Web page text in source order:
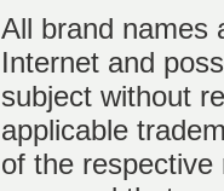
All brand names
Internet and
subject without
applicable
of the